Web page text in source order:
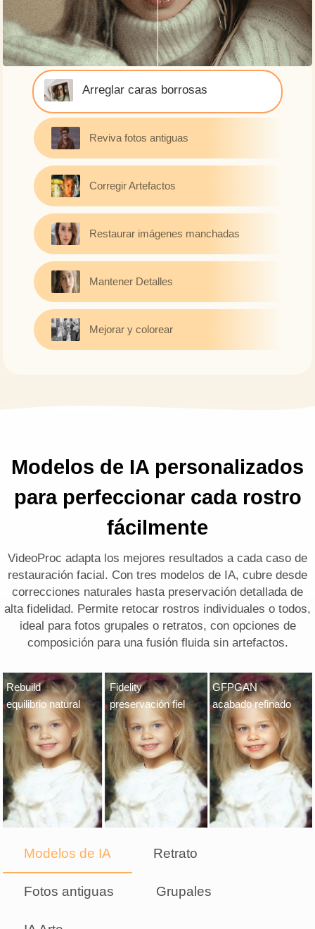
Arreglar caras borrosas
Reviva fotos antiguas
Corregir Artefactos
Restaurar imágenes manchadas
Mantener Detalles
Mejorar y colorear
Modelos de IA personalizados
para perfeccionar cada rostro
fácilmente
VideoProc adapta los mejores resultados a cada caso de
restauración facial. Con tres modelos de IA, cubre desde
correcciones naturales hasta preservación detallada de
alta fidelidad. Permite retocar rostros individuales o todos,
ideal para fotos grupales o retratos, con opciones de
composición para una fusión fluida sin artefactos.
Rebuild
equilibrio natural
Fidelity
preservación fiel
GFPGAN
acabado refinado
Modelos de IA Retrato
Fotos antiguas Grupales